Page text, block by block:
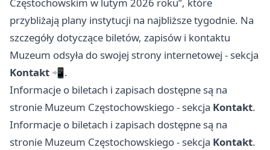
Częstochowskim w lutym 2026 roku”, które
przybliżają plany instytucji na najbliższe tygodnie. Na
szczegóły dotyczące biletów, zapisów i kontaktu
Muzeum odsyła do swojej strony internetowej - sekcja
Kontakt 📲.
Informacje o biletach i zapisach dostępne są na
stronie Muzeum Częstochowskiego - sekcja Kontakt.
Informacje o biletach i zapisach dostępne są na
stronie Muzeum Częstochowskiego - sekcja Kontakt.